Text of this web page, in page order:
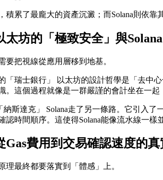
積累了最龐大的資產沉澱；而Solana則依
坊的「極致安全」與Solana
要把視線從應用層移到地基。
「瑞士銀行」
以太坊的設計哲學是「去中
。這個過程就像是一群嚴謹的會計坐在一
斯達克」
Solana走了另一條路。它引入
認時間順序。這使得Solana能像流水線一
Gas費用到交易確認速度的
理最終都要落實到「體感」上。